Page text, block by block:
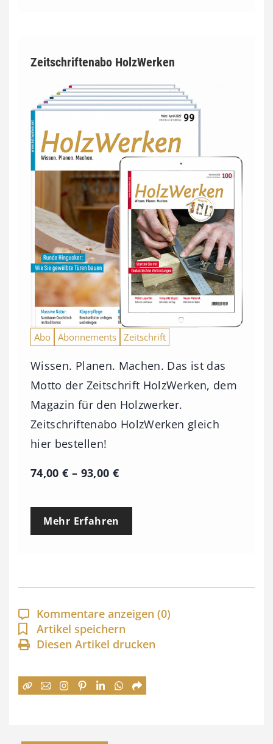
Zeitschriftenabo HolzWerken
Abo Abonnements Zeitschrift
Wissen. Planen. Machen. Das ist das
Motto der Zeitschrift HolzWerken, dem
Magazin für den Holzwerker.
Zeitschriftenabo HolzWerken gleich
hier bestellen!
74,00€ – 93,00 €P
e
p
a
n
n
:
Mehr Erfahren
Kommentare anzeigen (0)
Artikel speichern
Diesen Artikel drucken